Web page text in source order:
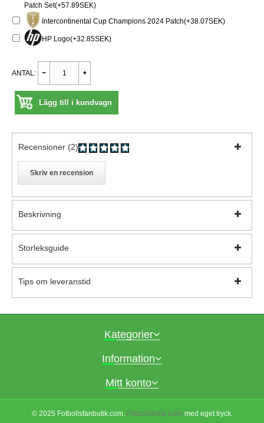
Patch Set(+57.89SEK)
Intercontinental Cup Champions 2024 Patch(+38.07SEK)
HP Logo(+32.85SEK)
ANTAL:
Lägg till i kundvagn
Recensioner (2)
Skriv en recension
Beskrivning
Storleksguide
Tips om leveranstid
Kategorier
Information
Mitt konto
© 2025 Fotbollsfanbutik.com. Fotbollströja barn med eget tryck.